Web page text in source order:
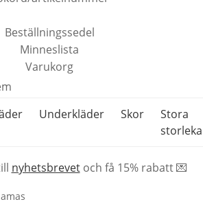
Beställningssedel
Minneslista
Varukorg
Underkläder Skor
Stora
nyhetsbrevetoch få 15% rabatt 💌